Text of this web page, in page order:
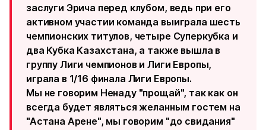
заслуги Эрича перед клубом, ведь при его
активном участии команда выиграла шесть
чемпионских титулов, четыре Суперкубка и
два Кубка Казахстана, а также вышла в
группу Лиги чемпионов и Лиги Европы,
играла в 1/16 финала Лиги Европы.
Мы не говорим Ненаду "прощай", так как он
всегда будет являться желанным гостем на
"Астана Арене", мы говорим "до свидания"